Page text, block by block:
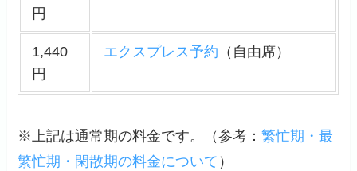
円
1,440
円
エクスプレス予約 （自由席）
※上記は通常期の料金です。（参考 ：繁忙期・最
繁忙期・閑散期の料金について ）